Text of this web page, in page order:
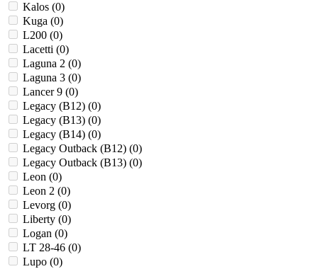
Kalos (0)
Kuga (0)
L200 (0)
Lacetti (0)
Laguna 2 (0)
Laguna 3 (0)
Lancer 9 (0)
Legacy (B12) (0)
Legacy (B13) (0)
Legacy (B14) (0)
Legacy Outback (B12) (0)
Legacy Outback (B13) (0)
Leon (0)
Leon 2 (0)
Levorg (0)
Liberty (0)
Logan (0)
LT 28-46 (0)
Lupo (0)